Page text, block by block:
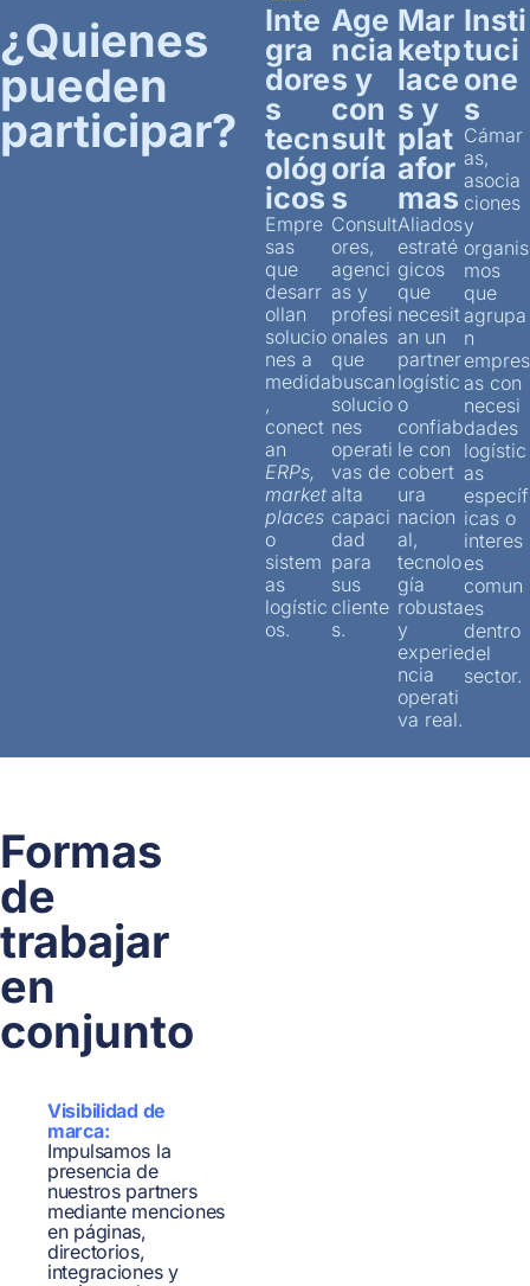
¿Quienes
pueden
participar?
Inte
gra
dore
s
tecn
ológ
icos
Empre
sas
que
desarr
ollan
solucio
nes a
medida
,
conect
an
ERPs,
market
places
o
sistem
as
logístic
os.
Age
ncia
s y
con
sult
oría
s
Consult
ores,
agenci
as y
profesi
onales
que
buscan
solucio
nes
operati
vas de
alta
capaci
dad
para
sus
cliente
s.
Mar
ketp
lace
s y
plat
afor
mas
Aliados
estraté
gicos
que
necesit
an un
partner
logístic
o
confiab
le con
cobert
ura
nacion
al,
tecnolo
gía
robusta
y
experie
ncia
operati
va real.
Insti
tuci
one
s
Cámar
as,
asocia
ciones
y
organis
mos
que
agrupa
n
empres
as con
necesi
dades
logístic
as
específ
icas o
interes
es
comun
es
dentro
del
sector.
Formas
de
trabajar
en
conjunto
Visibilidad de
marca:
Impulsamos la
presencia de
nuestros partners
mediante menciones
en páginas,
directorios,
integraciones y